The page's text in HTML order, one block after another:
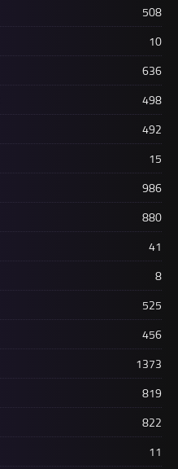
508
10
636
498
492
15
986
880
41
8
525
456
1373
819
822
11